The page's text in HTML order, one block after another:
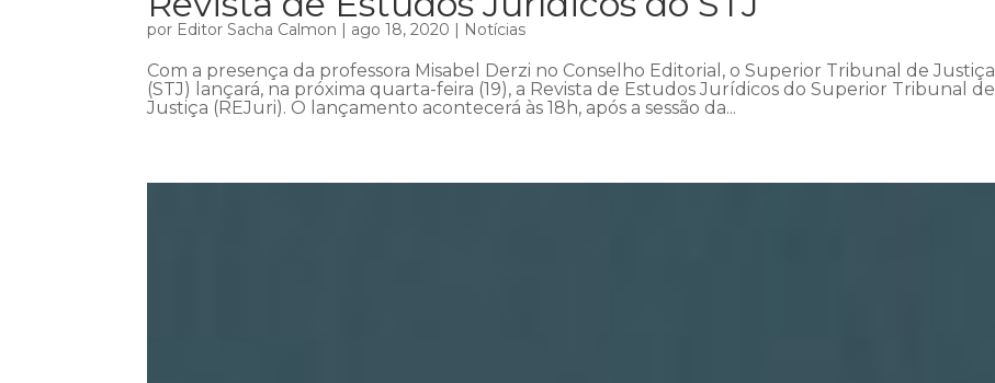
por Editor Sacha Calmon | ago 18, 2020 | Notícias
Com a presença da professora Misabel Derzi no Conselho Editorial, o Superior Tribunal de Justiça
(STJ) lançará, na próxima quarta-feira (19), a Revista de Estudos Jurídicos do Superior Tribunal de
Justiça (REJuri). O lançamento acontecerá às 18h, após a sessão da...